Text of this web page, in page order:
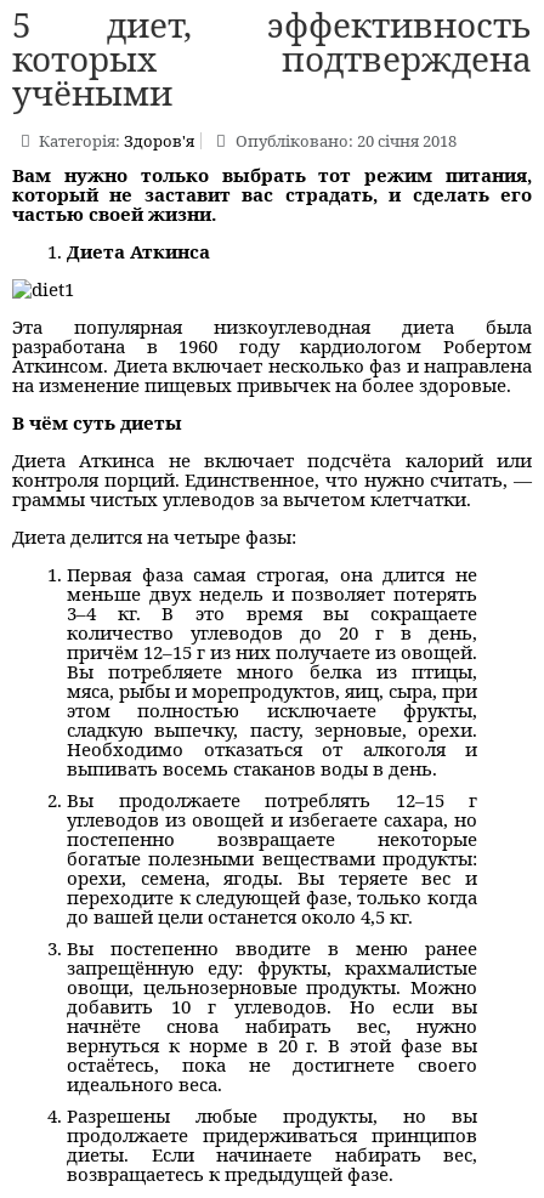
5 диет, эффективность
которых подтверждена
учёными
Категорія:Здоров'я Опубліковано: 20 січня 2018
Вам нужно только выбрать тот режим питания,
который не заставит вас страдать, и сделать его
частью своей жизни.
Диета Аткинса
Эта популярная низкоуглеводная диета была
разработана в 1960 году кардиологом Робертом
Аткинсом. Диета включает несколько фаз и направлена
на изменение пищевых привычек на более здоровые.
В чём суть диеты
Диета Аткинса не включает подсчёта калорий или
контроля порций. Единственное, что нужно считать, —
граммы чистых углеводов за вычетом клетчатки.
Диета делится на четыре фазы:
Первая фаза самая строгая, она длится не
меньше двух недель и позволяет потерять
3–4 кг. В это время вы сокращаете
количество углеводов до 20 г в день,
причём 12–15 г из них получаете из овощей.
Вы потребляете много белка из птицы,
мяса, рыбы и морепродуктов, яиц, сыра, при
этом полностью исключаете фрукты,
сладкую выпечку, пасту, зерновые, орехи.
Необходимо отказаться от алкоголя и
выпивать восемь стаканов воды в день.
Вы продолжаете потреблять 12–15 г
углеводов из овощей и избегаете сахара, но
постепенно возвращаете некоторые
богатые полезными веществами продукты:
орехи, семена, ягоды. Вы теряете вес и
переходите к следующей фазе, только когда
до вашей цели останется около 4,5 кг.
Вы постепенно вводите в меню ранее
запрещённую еду: фрукты, крахмалистые
овощи, цельнозерновые продукты. Можно
добавить 10 г углеводов. Но если вы
начнёте снова набирать вес, нужно
вернуться к норме в 20 г. В этой фазе вы
остаётесь, пока не достигнете своего
идеального веса.
Разрешены любые продукты, но вы
продолжаете придерживаться принципов
диеты. Если начинаете набирать вес,
возвращаетесь к предыдущей фазе.